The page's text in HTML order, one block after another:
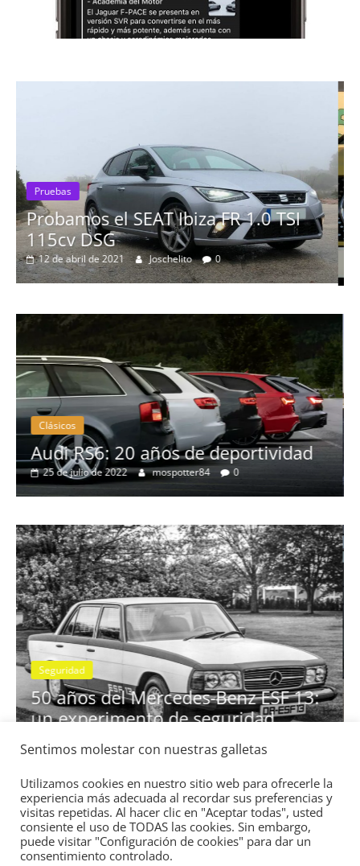
TSI
Pruebas
Joschelito 0
Clásicos
28 de junio de 2022 mospotter84 0
13:
Seguridad Vídeo
El Mazda CX-5 2022 logra la
nota en las pruebas de
IIHS
11 de noviembre de 2021 mospotter84 0
Sentimos molestar con nuestras galletas
Utilizamos cookies en nuestro sitio web para ofrecerle la
experiencia más adecuada al recordar sus preferencias y
visitas repetidas. Al hacer clic en "Aceptar todas", usted
consiente el uso de TODAS las cookies. Sin embargo,
puede visitar "Configuración de cookies" para dar un
consentimiento controlado.